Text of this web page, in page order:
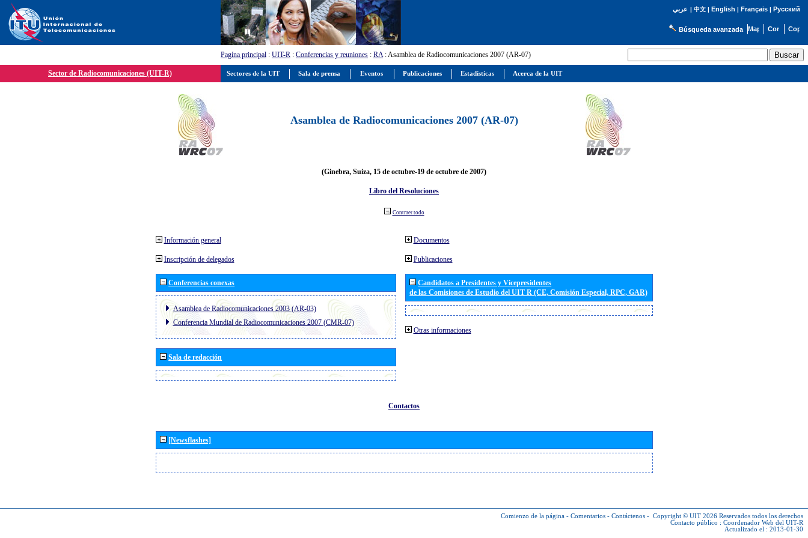
عربي | 中文| English | Français| Русский
Búsqueda avanzada
Pagína principal : UIT-R : Conferencias y reuniones : RA: Asamblea de Radiocomunicaciones 2007 (AR-07)
Sector de Radiocomunicaciones (UIT-R)
Asamblea de Radiocomunicaciones 2007 (AR-07)
(Ginebra, Suiza, 15 de octubre-19 de octubre de 2007)
Libro del Resoluciones
Contraer todo
Información general
Inscripción de delegados
Conferencias conexas
Asamblea de Radiocomunicaciones 2003 (AR-03)
Conferencia Mundial de Radiocomunicaciones 2007 (CMR-07)
Sala de redacción
Documentos
Publicaciones
Candidatos a Presidentes y Vicepresidentes
de las Comisiones de Estudio del UIT R (CE, Comisión Especial, RPC, GAR)
Otras informaciones
Contactos
[Newsflashes]
Comienzo de la página - Comentarios - Contáctenos - Copyright © UIT 2026 Reservados todos los derechos
Contacto público : Coordenador Web del UIT-R
Actualizado el : 2013-01-30
Sectores de la UIT Sala de prensa Eventos Publicaciones Estadísticas Acerca de la UIT